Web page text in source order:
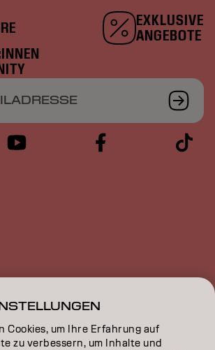
EXKLUSIVE
ANGEBOTE
Cookies, um Ihre Erfahrung auf
zu verbessern, um Inhalte und